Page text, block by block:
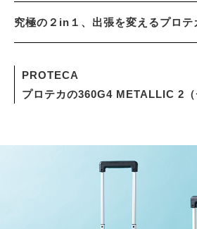
究極の２in１、出張を変えるプロテ
PROTECA
プロテカの360G4 METALLIC 2（
サイトマップ